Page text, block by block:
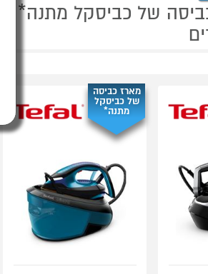
של כביסקל מתנה*
מארז כביסה
של כביסקל
מתנה*